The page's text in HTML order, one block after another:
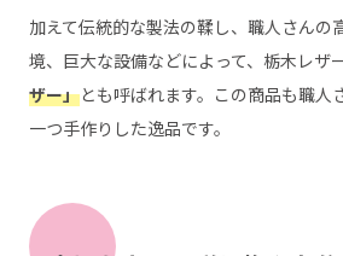
加えて伝統的な製法の鞣し、職人さんの
境、巨大な設備などによって、栃木レザ
ザー」とも呼ばれます。この商品も職人
一つ手作りした逸品です。